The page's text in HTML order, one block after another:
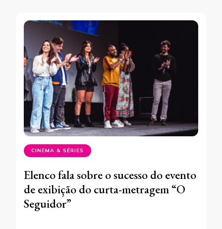
CINEMA & SÉRIES
Elenco fala sobre o sucesso do evento
de exibição do curta-metragem “O
Seguidor”